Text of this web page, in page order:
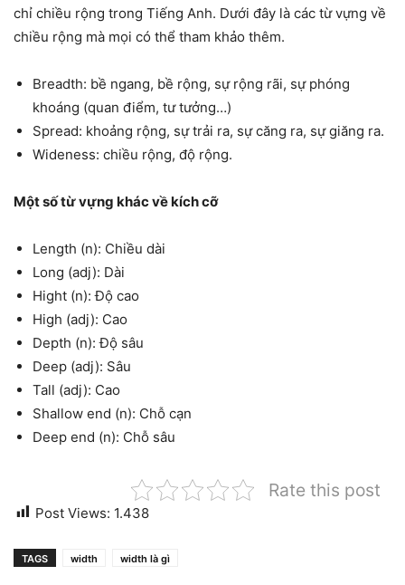
chỉ chiều rộng trong Tiếng Anh. Dưới đây là các từ vựng về
chiều rộng mà mọi có thể tham khảo thêm.
Breadth: bề ngang, bề rộng, sự rộng rãi, sự phóng
khoáng (quan điểm, tư tưởng…)
Spread: khoảng rộng, sự trải ra, sự căng ra, sự giăng ra.
Wideness: chiều rộng, độ rộng.
Một số từ vựng khác về kích cỡ
Length (n): Chiều dài
Long (adj): Dài
Hight (n): Độ cao
High (adj): Cao
Depth (n): Độ sâu
Deep (adj): Sâu
Tall (adj): Cao
Shallow end (n): Chỗ cạn
Deep end (n): Chỗ sâu
Rate this post
Post Views: 1.438
TAGS width width là gì